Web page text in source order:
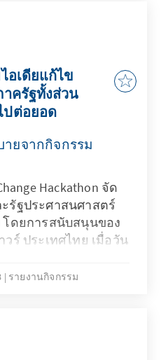
ความคิดเห็นและข้อ
ด้จากการประชัน
มูล และวิเคราะห์
ตัวแทนเจ้าหน้าที่รัฐ
ในกิจกรรมเวที
นในเดือนพฤศจิกายน
าเป็นข้อเรียกร้อง
รมร่วมกัน โดย
ญของวาระ ต้นแบบ
รบรรจุเสียงของ
ารบริหารสวัสดิการ
ากนี้ ธรรมนูญนี้ยังได้
เยาวชนในระบบการ
งสอดคล้องกับทฤษฎี
ปฏิบัติสำหรับการ
อเดียแก้ไข
ครัฐทั้งส่วน
ปต่อยอด
ายจากกิจกรรม
Hackathon จัด
รัฐประศาสนศาสตร์
ดยการสนับสนุนของ
ร์ ประเทศไทย เมื่อวัน
ายในจังหวัด
ณะและประเด็นความ
นภูมิภาคเอเชียตะวัน
กี่ยวข้องในการ
รายงานกิจกรรม